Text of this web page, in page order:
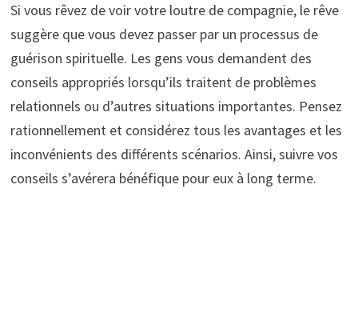
Si vous rêvez de voir votre loutre de compagnie, le rêve
suggère que vous devez passer par un processus de
guérison spirituelle. Les gens vous demandent des
conseils appropriés lorsqu’ils traitent de problèmes
relationnels ou d’autres situations importantes. Pensez
rationnellement et considérez tous les avantages et les
inconvénients des différents scénarios. Ainsi, suivre vos
conseils s’avérera bénéfique pour eux à long terme.